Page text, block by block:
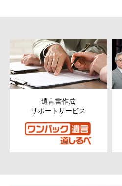
遺言書作成
サポートサービス